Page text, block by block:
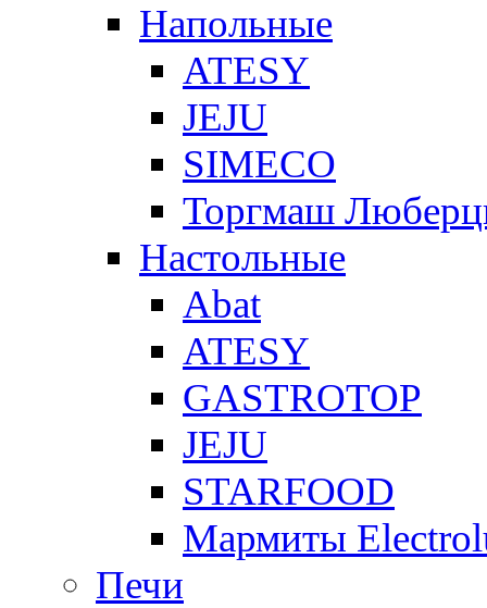
Напольные
ATESY
JEJU
SIMECO
Торгмаш
Настольные
Abat
ATESY
GASTROTOP
JEJU
STARFOOD
Мармиты
Печи